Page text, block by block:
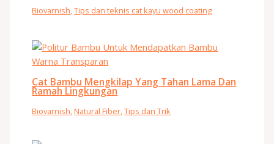
Biovarnish,Tips dan teknis cat kayu wood coating
Cat Bambu Mengkilap Yang Tahan Lama Dan
Ramah Lingkungan
Biovarnish,Natural Fiber,Tips dan Trik